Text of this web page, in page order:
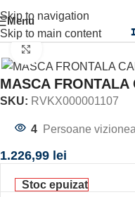
Skip to navigation
Skip to main content
Menu
OBIECTE SANITARE
MASCA
SKU: RVKX000001107
4 Persoane
1.226,99 lei
Stoc epuizat